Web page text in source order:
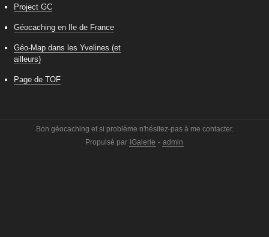
Project GC
Géocaching en Ile de France
Géo-Map dans les Yvelines (et
ailleurs)
Page de TOF
Bon géocaching et si problème n'hésitez-pas à me contacter.
Propulsé par iGalerie - admin